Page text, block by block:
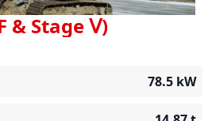
& Stage Ⅴ)
78.5 kW